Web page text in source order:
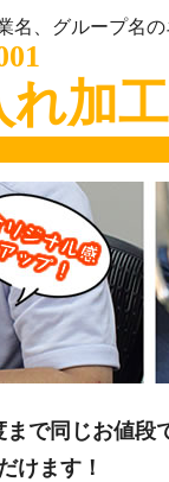
名、グループ名
れ加工
で同じお値段
けます！